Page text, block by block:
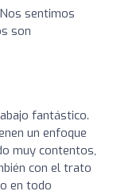
sentimos
son
fantástico.
un enfoque
muy contentos,
con el trato
en todo